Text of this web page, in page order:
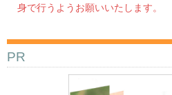
身で行うようお願いいたします。
PR